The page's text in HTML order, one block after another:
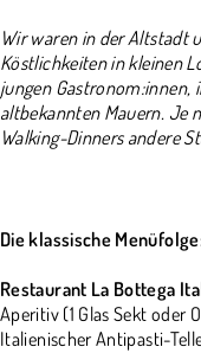
Wir waren in der Altstadt
Köstlichkeiten in kleinen
jungen Gastronom:innen,
altbekannten Mauern. Je
Walking-Dinners andere
Die klassische
Restaurant La Bottega
Aperitiv (1 Glas Sekt oder
Italienischer Antipasti-